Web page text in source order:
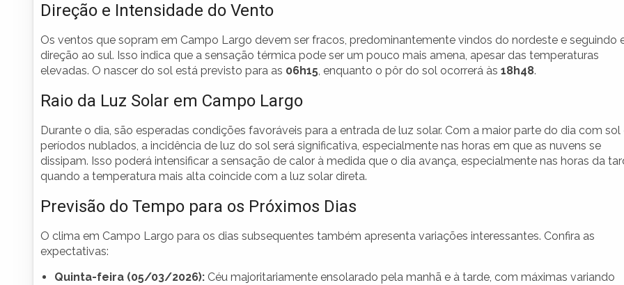
Direção e Intensidade do Vento
Os ventos que sopram em Campo Largo devem ser fracos, predominantemente vindos do nordeste e seguindo
direção ao sul. Isso indica que a sensação térmica pode ser um pouco mais amena, apesar das temperaturas
elevadas. O nascer do sol está previsto para as 06h15, enquanto o pôr do sol ocorrerá às 18h48.
Raio da Luz Solar em Campo Largo
Durante o dia, são esperadas condições favoráveis para a entrada de luz solar. Com a maior parte do dia com sol
períodos nublados, a incidência de luz do sol será significativa, especialmente nas horas em que as nuvens se
dissipam. Isso poderá intensificar a sensação de calor à medida que o dia avança, especialmente nas horas da
quando a temperatura mais alta coincide com a luz solar direta.
Previsão do Tempo para os Próximos Dias
O clima em Campo Largo para os dias subsequentes também apresenta variações interessantes. Confira as
expectativas:
Quinta-feira (05/03/2026): Céu majoritariamente ensolarado pela manhã e à tarde, com máximas variando